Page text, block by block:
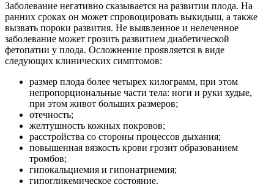
Заболевание негативно сказывается на развитии плода. На
ранних сроках он может спровоцировать выкидыш, а также
вызвать пороки развития. Не выявленное и нелеченное
заболевание может грозить развитием диабетической
фетопатии у плода. Осложнение проявляется в виде
следующих клинических симптомов:
размер плода более четырех килограмм, при этом
непропорциональные части тела: ноги и руки худые,
при этом живот больших размеров;
отечность;
желтушность кожных покровов;
расстройства со стороны процессов дыхания;
повышенная вязкость крови грозит образованием
тромбов;
гипокальциемия и гипонатриемия;
гипогликемическое состояние.